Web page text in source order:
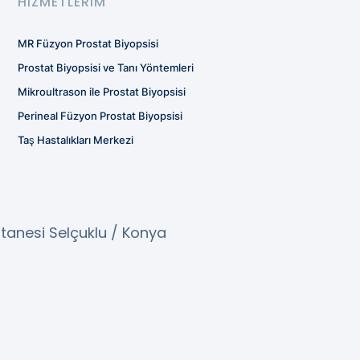
MR Füzyon Prostat Biyopsisi
Prostat Biyopsisi ve Tanı Yöntemleri
Mikroultrason ile Prostat Biyopsisi
Perineal Füzyon Prostat Biyopsisi
Taş Hastalıkları Merkezi
Selçuklu / Konya